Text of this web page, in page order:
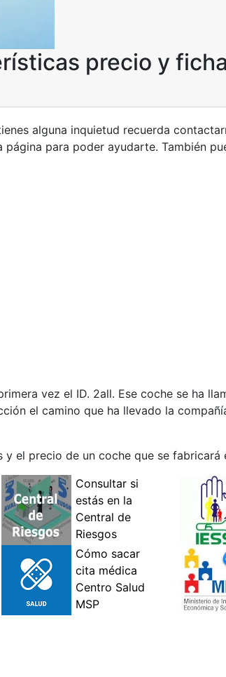
precio y
alguna inquietud recuerda
página para poder ayudarte. También
vez el ID. 2all. Ese coche se ha
el camino que ha llevado la
el precio de un coche que se fabricará